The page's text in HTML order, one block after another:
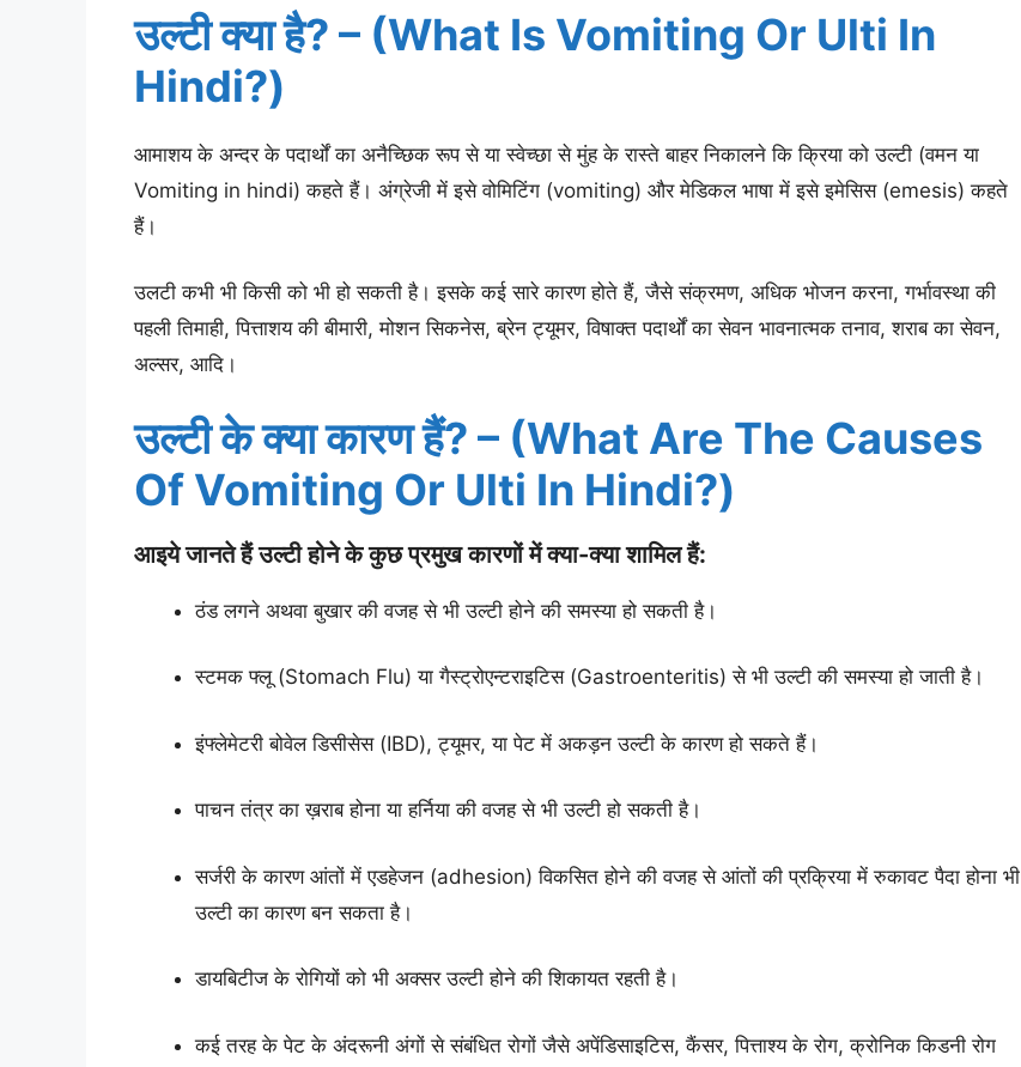
उल्टी क्या है? – (What Is Vomiting Or Ulti In
Hindi?)
आमाशय के अन्दर के पदार्थों का अनैच्छिक रूप से या स्वेच्छा से मुंह के रास्ते बाहर निकालने कि क्रिया को उल्टी (वमन या
Vomiting in hindi) कहते हैं। अंग्रेजी में इसे वोमिटिंग (vomiting) और मेडिकल भाषा में इसे इमेसिस (emesis) कहते
हैं।
उलटी कभी भी किसी को भी हो सकती है। इसके कई सारे कारण होते हैं, जैसे संक्रमण, अधिक भोजन करना, गर्भावस्था की
पहली तिमाही, पित्ताशय की बीमारी, मोशन सिकनेस, ब्रेन ट्यूमर, विषाक्त पदार्थों का सेवन भावनात्मक तनाव, शराब का सेवन,
अल्सर, आदि।
उल्टी के क्या कारण हैं? – (What Are The Causes
Of Vomiting Or Ulti In Hindi?)
आइये जानते हैं उल्टी होने के कुछ प्रमुख कारणों में क्या-क्या शामिल हैं:
ठंड लगने अथवा बुखार की वजह से भी उल्टी होने की समस्या हो सकती है।
स्टमक फ्लू (Stomach Flu) या गैस्ट्रोएन्टराइटिस (Gastroenteritis) से भी उल्टी की समस्या हो जाती है।
इंफ्लेमेटरी बोवेल डिसीसेस (IBD), ट्यूमर, या पेट में अकड़न उल्टी के कारण हो सकते हैं।
पाचन तंत्र का ख़राब होना या हर्निया की वजह से भी उल्टी हो सकती है।
सर्जरी के कारण आंतों में एडहेजन (adhesion) विकसित होने की वजह से आंतों की प्रक्रिया में रुकावट पैदा होना भी
उल्टी का कारण बन सकता है।
डायबिटीज के रोगियों को भी अक्सर उल्टी होने की शिकायत रहती है।
कई तरह के पेट के अंदरूनी अंगों से संबंधित रोगों जैसे अपेंडिसाइटिस, कैंसर, पित्ताश्य के रोग, क्रोनिक किडनी रोग